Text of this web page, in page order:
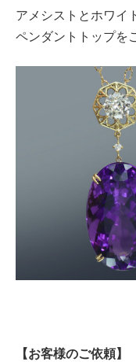
アメシストとホワイ
ペンダントトップを
【お客様のご依頼】